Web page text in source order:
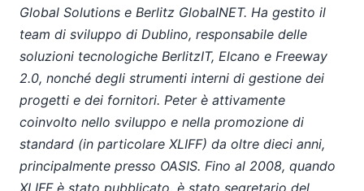
Global Solutions e Berlitz GlobalNET. Ha gestito il
team di sviluppo di Dublino, responsabile delle
soluzioni tecnologiche BerlitzIT, Elcano e Freeway
2.0, nonché degli strumenti interni di gestione dei
progetti e dei fornitori. Peter è attivamente
coinvolto nello sviluppo e nella promozione di
standard (in particolare XLIFF) da oltre dieci anni,
principalmente presso OASIS. Fino al 2008, quando